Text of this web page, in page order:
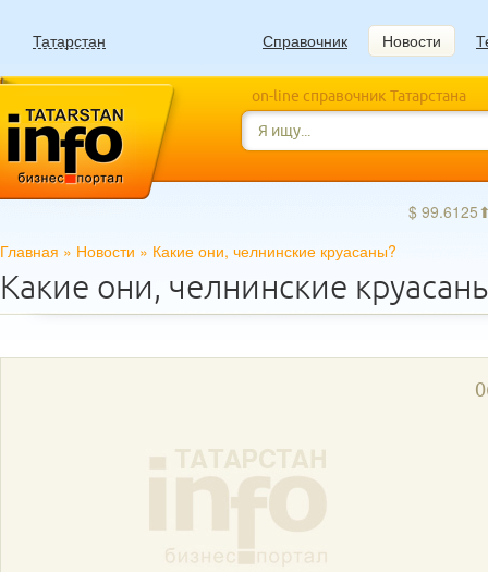
Татарстан Справочник Новости
on-line справочник Татарстана
$
Главная » Новости » Какие они, челнинские круасаны?
Какие они, челнинские